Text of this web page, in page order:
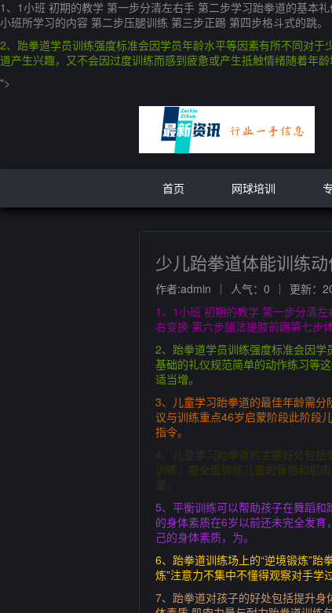
1、1小班 初期的教学 第一步分清左右手 第二步学习跆拳道的基本
小班所学习的内容 第二步压腿训练 第三步正踢 第四步格斗式的跳。
2、跆拳道学员训练强度标准会因学员年龄水平等因素有所不同对
道产生兴趣，又不会因过度训练而感到疲惫或产生抵触情绪随着年龄
">
首页 网球培训
少儿跆拳道体能训练
作者:admin 人气：0
更新：
1、1小班 初期的教学 第一步分清
右变换 第六步腿法提膝前踢第七步
2、跆拳道学员训练强度标准会因
基础的礼仪规范简单的动作练习等
适当增。
3、儿童学习跆拳道的最佳年龄需
议与训练重点46岁启蒙阶段此阶段
指令。
4、儿童学习跆拳道的主要好处包
训练，能全面锻炼儿童的骨骼和肌
童。
5、平衡训练可以帮助孩子在舞蹈
的身体素质在6岁以前还未完全发
己的身体素质，为。
6、跆拳道训练场上的“逆境锻炼”
炼”注意力不集中不懂得观察对手学
7、跆拳道对孩子的好处包括提升